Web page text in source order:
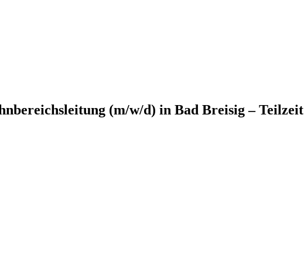
(m/w/d) in Bad Breisig – Teilzeit